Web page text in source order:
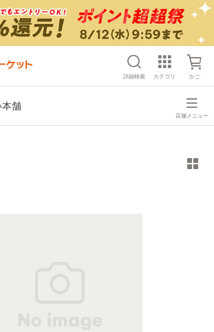
詳細検索 カテゴリ かご
本舗
店舗メニュー